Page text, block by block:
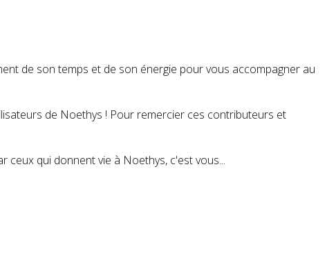
de son temps et de son énergie pour vous accompagner au
de Noethys ! Pour remercier ces contributeurs et
qui donnent vie à Noethys, c'est vous...